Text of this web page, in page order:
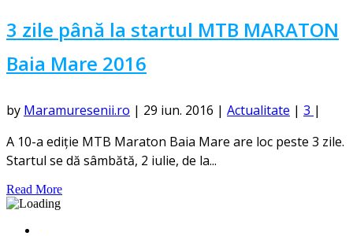
3 zile până la startul MTB MARATON
Baia Mare 2016
by Maramuresenii.ro | 29 iun. 2016 | Actualitate | 3 |
A 10-a ediție MTB Maraton Baia Mare are loc peste 3 zile.
Startul se dă sâmbătă, 2 iulie, de la...
Read More